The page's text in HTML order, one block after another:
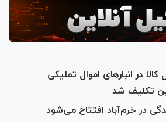
کالا در انبار‌های اموال تملیکی
تکلیف شد
در خرم‌آباد افتتاح می‌شود